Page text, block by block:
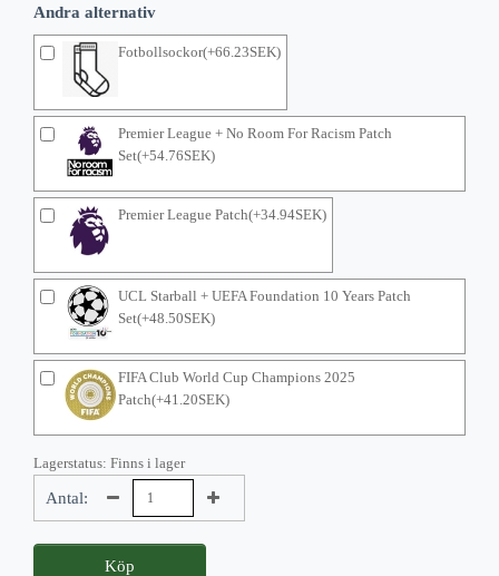
Andra alternativ
Fotbollsockor(+66.23SEK)
Premier League + No Room For Racism Patch
Set(+54.76SEK)
Premier League Patch(+34.94SEK)
UCL Starball + UEFA Foundation 10 Years Patch
Set(+48.50SEK)
FIFA Club World Cup Champions 2025
Patch(+41.20SEK)
Lagerstatus: Finns i lager
Antal:
Köp